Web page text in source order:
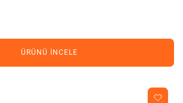
ÜRÜNÜ İNCELE